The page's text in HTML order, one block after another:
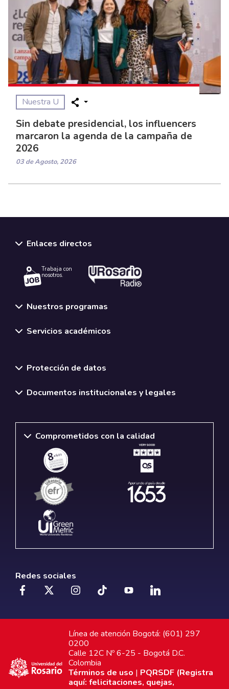
Nuestra U
Sin debate presidencial, los influencers
marcaron la agenda de la campaña de
2026
03 de Agosto, 2026
Enlaces directos
Trabaja con
nosotros.
Nuestros programas
Servicios académicos
Protección de datos
Documentos institucionales y legales
Comprometidos con la calidad
Redes sociales
Línea de atención Bogotá: (601) 297
0200
Calle 12C Nº 6-25 - Bogotá D.C.
Colombia
Términos de uso | PQRSDF (Registra
aquí: felicitaciones, quejas,